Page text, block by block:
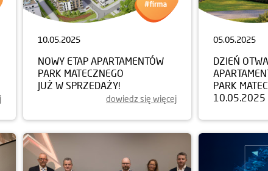
10.05.2025
NOWY ETAP APARTAMENTÓW
PARK MATECZNEGO
JUŻ W SPRZEDAŻY!
dowiedz się więcej
05.05.2025
DZIEŃ
PARK
10.05.2025